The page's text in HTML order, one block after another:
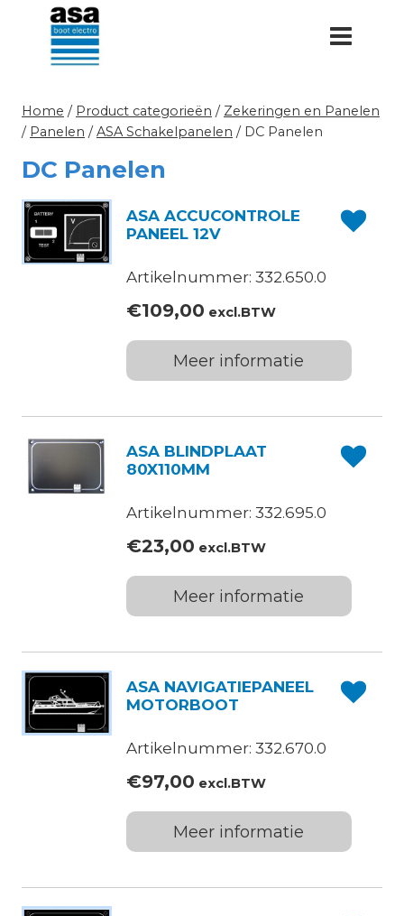
Doorgaan
inhoud
Home / Product categorieën / Zekeringen en Panelen
/ Panelen / ASA Schakelpanelen / DC Panelen
DC Panelen
ASA ACCUCONTROLE
PANEEL 12V
Artikelnummer: 332.650.0
€109,00 excl.BTW
Meer informatie
ASA BLINDPLAAT
80X110MM
Artikelnummer: 332.695.0
€23,00 excl.BTW
Meer informatie
ASA NAVIGATIEPANEEL
MOTORBOOT
Artikelnummer: 332.670.0
€97,00 excl.BTW
Meer informatie